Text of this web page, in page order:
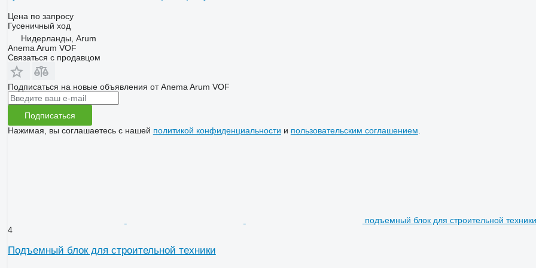
Цена по запросу
Гусеничный ход
Нидерланды, Arum
Anema Arum VOF
Связаться с продавцом
Подписаться на новые объявления от Anema Arum VOF
Подписаться
Нажимая, вы соглашаетесь с нашей политикой конфиденциальности и пользовательским соглашением
подъемный блок для строительной техники
4
Подъемный блок для строительной техники